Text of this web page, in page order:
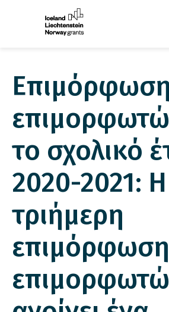
Επιμόρφωση
το σχολικό
2020-2021: Η
τριήμερη
επιμόρφωση